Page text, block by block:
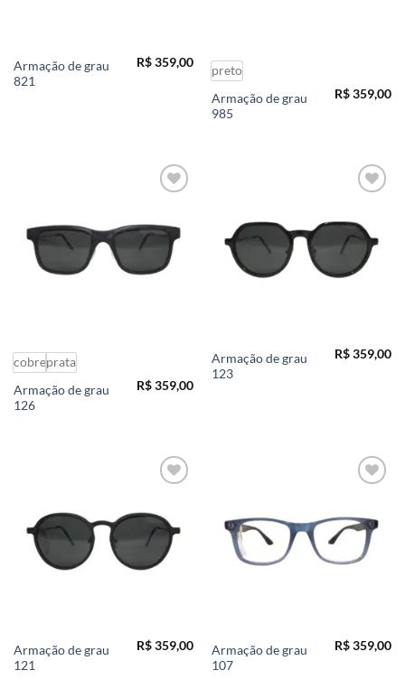
Armação de grau
821
R$359,00
preto
Armação de grau
985
R$359,00
cobreprata
Armação de grau
126
R$359,00
Armação de grau
123
R$359,00
Armação de grau
121
R$359,00
Armação de grau
107
R$359,00